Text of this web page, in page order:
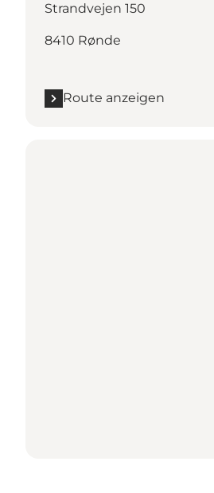
Strandvejen 150
8410 Rønde
Route anzeigen